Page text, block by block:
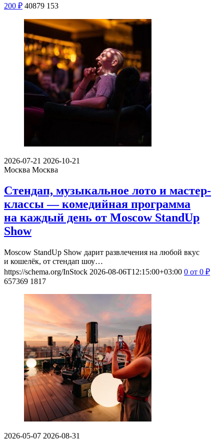
200 ₽ 40879 153
2026-07-21 2026-10-21
Москва Москва
Стендап, музыкальное лото и мастер-
классы — комедийная программа
на каждый день от Moscow StandUp
Show
Moscow StandUp Show дарит развлечения на любой вкус
и кошелёк, от стендап шоу…
https://schema.org/InStock 2026-08-06T12:15:00+03:00 0 от 0 ₽
657369 1817
2026-05-07 2026-08-31